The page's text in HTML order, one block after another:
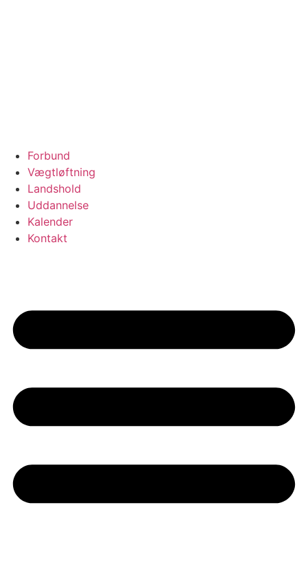
Forbund
Vægtløftning
Landshold
Uddannelse
Kalender
Kontakt